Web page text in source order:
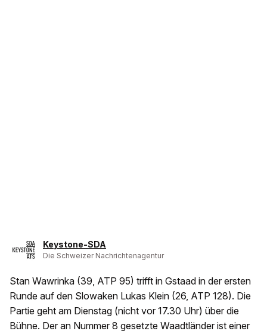
Keystone-SDA
Die Schweizer Nachrichtenagentur
Stan Wawrinka (39, ATP 95) trifft in Gstaad in der ersten
Runde auf den Slowaken Lukas Klein (26, ATP 128). Die
Partie geht am Dienstag (nicht vor 17.30 Uhr) über die
Bühne. Der an Nummer 8 gesetzte Waadtländer ist einer